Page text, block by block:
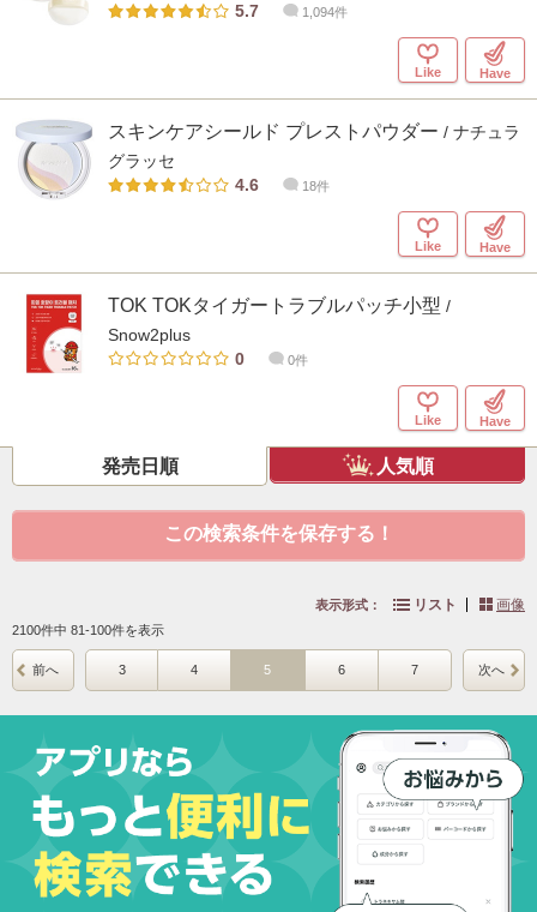
5.7
1,094件
Like Have
スキンケアシールド プレストパウダー / ナチュラ
グラッセ
4.6
18件
Like Have
TOK TOKタイガートラブルパッチ小型 /
Snow2plus
0
0件
Like Have
発売日順 人気順
この検索条件を保存する！
表示形式： リスト 画像
2100件中 81-100件を表示
3 4 5 6 7
前へ 次へ